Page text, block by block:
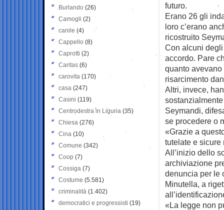
futuro.
Erano 26 gli
loro c’erano
ricostruito
Con alcuni
accordo. Pare
quanto
risarcimento
Altri, invece,
Seymandi,
se procedere o
«Grazie a
tutelate e
All’inizio dello
archiviazione
denuncia per le
Minutella, a
«La legge non
Burlando (26)
Camogli (2)
canile (4)
Cappello (8)
Caprotti (2)
Caritas (6)
carovita (170)
casa (247)
Casini (119)
Centrodestra in Liguria (35)
Chiesa (276)
Cina (10)
Comune (342)
Coop (7)
Cossiga (7)
Costume (5.581)
criminalità (1.402)
democratici e progressisti (19)